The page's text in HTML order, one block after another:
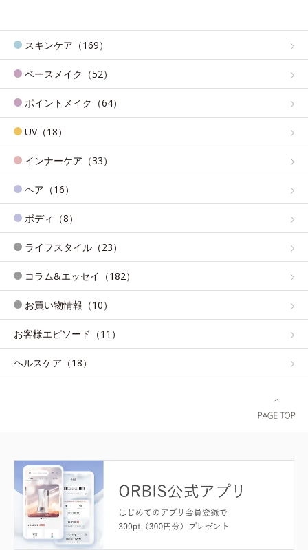
スキンケア（169）
ベースメイク（52）
ポイントメイク（64）
UV（18）
インナーケア（33）
ヘア（16）
ボディ（8）
ライフスタイル（23）
コラム&エッセイ（182）
お買い物情報（10）
お客様エピソード（11）
ヘルスケア（18）